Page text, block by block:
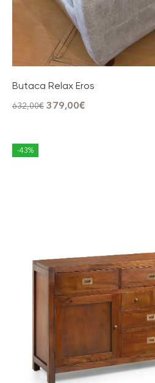
Butaca Relax Eros
632,00€ 379,00€
-43%